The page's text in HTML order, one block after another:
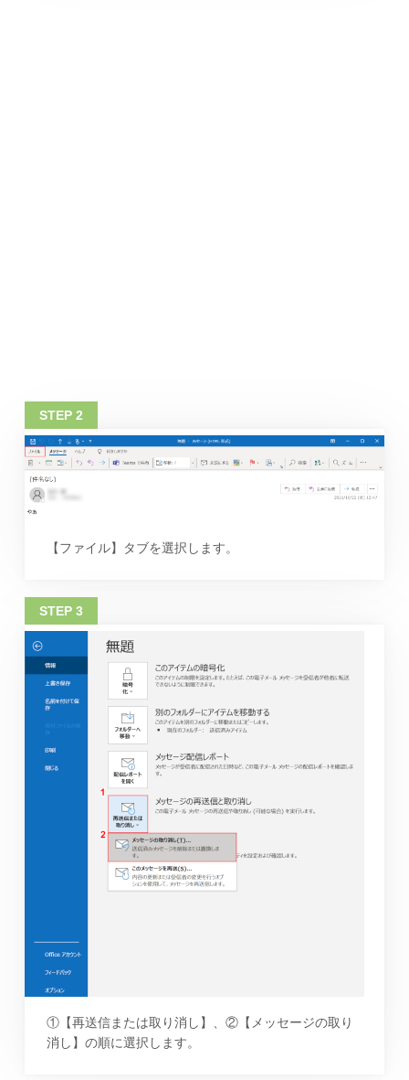
【ファイル】タブを選択します。
①【再送信または取り消し】、②【メッセージの取り
消し】の順に選択します。